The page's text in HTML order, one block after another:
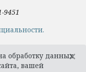
9451
обработку данных
вашей
×